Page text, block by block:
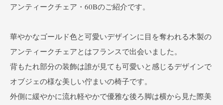
アンティークチェア・60Bのご紹介です。
華やかなゴールド色と可愛いデザインに目を奪われる木製の
アンティークチェアとはフランスで出会いました。
背もたれ部分の装飾は誰が見ても可愛いと感じるデザインで
オブジェの様な美しい佇まいの椅子です。
外側に緩やかに流れ軽やかで優雅な後ろ脚は横から見た際美